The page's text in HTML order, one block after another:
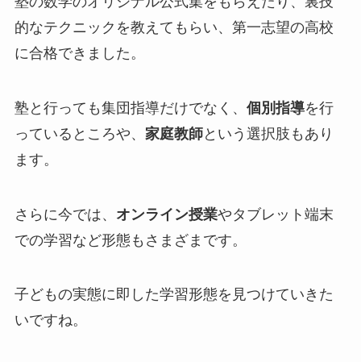
的なテクニックを教えてもらい、第一志望の高校
に合格できました。
塾と行っても集団指導だけでなく、 個別指導を行
っているところや、 家庭教師という選択肢もあり
ます。
さらに今では、 オンライン授業やタブレット端末
での学習など形態もさまざまです。
子どもの実態に即した学習形態を見つけていきた
いですね。